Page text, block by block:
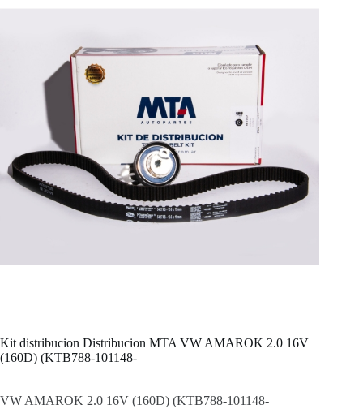
Kit distribucion Distribucion MTA VW AMAROK 2.0 16V
(160D) (KTB788-101148-
VW AMAROK 2.0 16V (160D) (KTB788-101148-